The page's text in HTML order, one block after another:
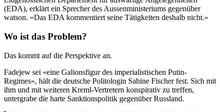
(EDA), erklärt ein Sprecher des Aussenministeriums gegenüber
watson. «Das EDA kommentiert seine Tätigkeiten deshalb nicht.»
Wo ist das Problem?
Das kommt auf die Perspektive an.
Fadejew sei «eine Galionsfigur des imperialistischen Putin-
Regimes», hält die deutsche Politologin Sabine Fischer fest. Sich mit
ihm und mit weiteren Kreml-Vertretern konspirativ zu treffen,
untergrabe die harte Sanktionspolitik gegenüber Russland.